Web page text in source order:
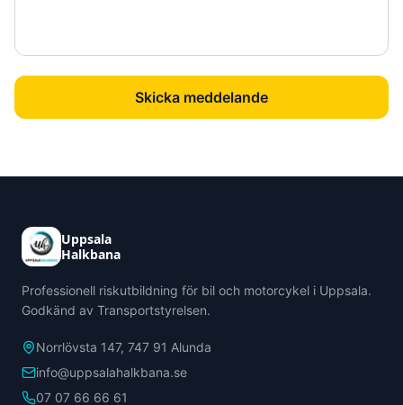
Skicka meddelande
Uppsala
Halkbana
Professionell riskutbildning för bil och motorcykel i Uppsala.
Godkänd av Transportstyrelsen.
Norrlövsta 147, 747 91 Alunda
info@uppsalahalkbana.se
07 07 66 66 61